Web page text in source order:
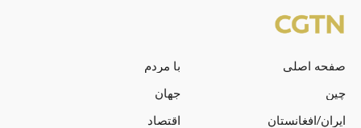
صفحه اصلی
با مردم
چین
جهان
ایران/افغانستان
اقتصاد